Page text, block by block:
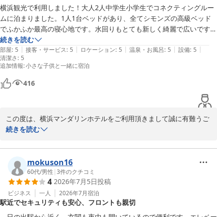
この様なご指摘を受ける事となり深く反省しております。
今後このような事のないようお客様に気持ち良くご滞在いただき、
元気にご出発していただけるよう、サービスの向上に努めてまいり
ます。
この度はお忙しい中ご投稿頂きまして誠にありがとうございまし
た。
またのご利用をスタッフ一同、心よりお待ちしております。
横浜マンダリンホテル
横浜マンダリンホテル
横浜観光で利用しました！大人2人中学生小学生でコネクティングルー
ムに泊まりました。1人1台ベッドがあり、全てシモンズの高級ベッド
でふかふか最高の寝心地です。水回りもとても新しく綺麗で広いです。
おまけにお部屋から観覧車まで見えて最高でした。家族皆んなここのホ
テルを気に入っていました。フロントの方も丁寧に対応してくれます。
外装工事中とありますが、夜にしか部屋に居なかったので何も気になり
ませんでした。お安く泊まれてラッキーでした。駅からも近いし、また
お安い日があれば泊まりたいです！
続きを読む
部屋: 5 | 接客・サービス: 5 | ロケーション: 5 | 温泉・お風呂: 5 | 設備: 5 |
清潔さ: 5
追加情報:小さな子供と一緒に宿泊
416
この度は、横浜マンダリンホテルをご利用頂きまして誠に有難うご
ざいます。
でございます。
今回ご宿泊いただきました、コネクティングルームを快適にお過ご
しいただけた様子をお聞きし大変嬉しく存じます。
家族皆んなここのホテルを気に入っていましたと言うお言葉大変光
栄でございます。
まだまだ改善する事が多いですがお客様が満足いただけるホテル作
りをしてまいりますので、また機会がございましたらぜひ当館をよ
続きを読む
mokuson16
60代/男性 |3件のクチコミ
4 2026年7月5日投稿
ビジネス 一人 2026年7月宿泊
駅近でセキュリティも安心、フロントも親切